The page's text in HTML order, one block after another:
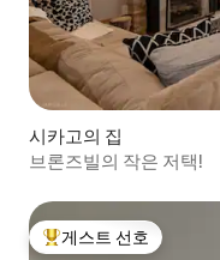
시카고의 집
브론즈빌의 작은 저택!
상위 게스트 선호
게스트 선호